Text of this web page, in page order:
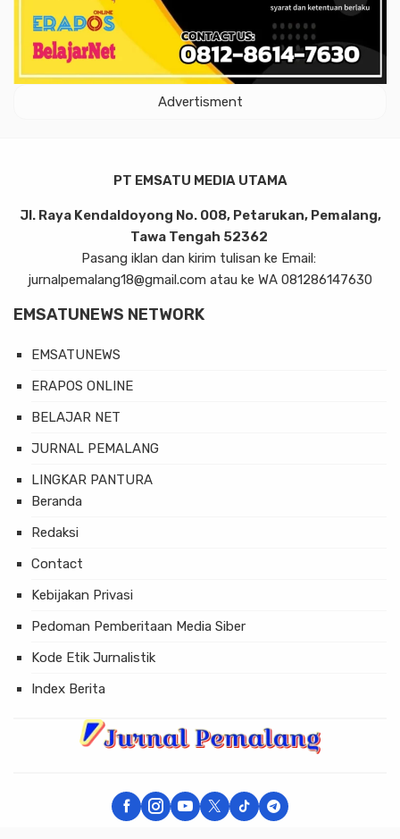
Advertisment
PT EMSATU MEDIA UTAMA
Jl. Raya Kendaldoyong No. 008, Petarukan, Pemalang,
Tawa Tengah 52362
Pasang iklan dan kirim tulisan ke Email:
jurnalpemalang18@gmail.com atau ke WA 081286147630
EMSATUNEWS NETWORK
EMSATUNEWS
ERAPOS ONLINE
BELAJAR NET
JURNAL PEMALANG
LINGKAR PANTURA
Beranda
Redaksi
Contact
Kebijakan Privasi
Pedoman Pemberitaan Media Siber
Kode Etik Jurnalistik
Index Berita